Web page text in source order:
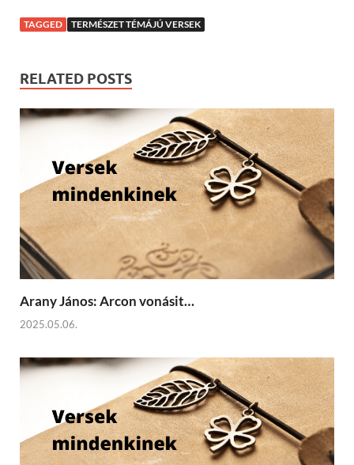
TAGGED TERMÉSZET TÉMÁJÚ VERSEK
RELATED POSTS
Arany János: Arcon vonásit…
2025.05.06.